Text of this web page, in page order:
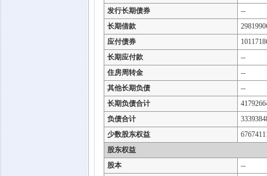
发行长期债券
--
长期借款
应付债券
长期应付款
--
住房周转金
--
其他长期负债
--
长期负债合计
负债合计
少数股东权益
股东权益
股本
--